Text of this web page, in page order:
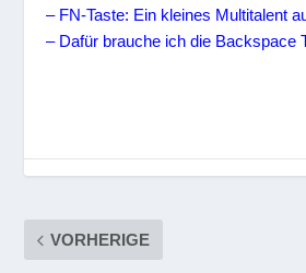
– FN-Taste: Ein kleines Multitalent
– Dafür brauche ich die Backspace
VORHERIGE